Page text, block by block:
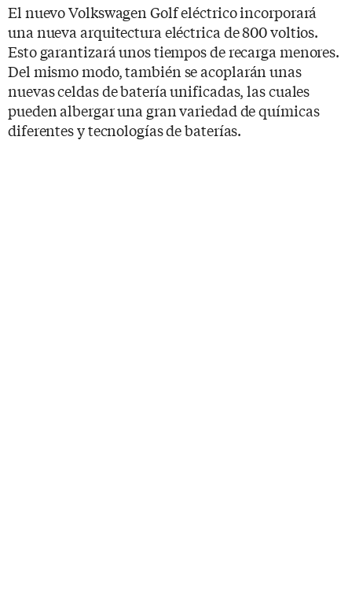
El nuevo Volkswagen Golf eléctrico incorporará
una nueva arquitectura eléctrica de 800 voltios.
Esto garantizará unos tiempos de recarga menores.
Del mismo modo, también se acoplarán unas
nuevas celdas de batería unificadas, las cuales
pueden albergar una gran variedad de químicas
diferentes y tecnologías de baterías.